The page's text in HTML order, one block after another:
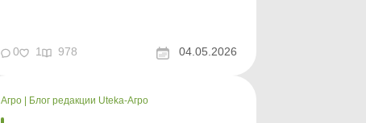
помощь, начисленная в месяце, который
0 1 978 04.05.2026
Агро | Блог редакции Uteka-Агро